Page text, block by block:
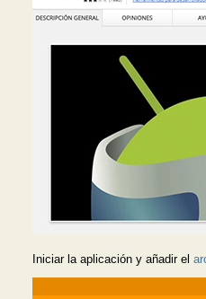
Iniciar la aplicación y añadir el